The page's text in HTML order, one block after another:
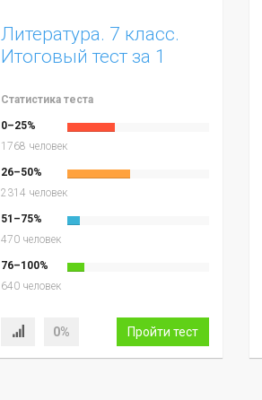
Литература. 7 класс.
Итоговый тест за 1
Статистика теста
0–25%
1768 человек
26–50%
2314 человек
51–75%
470 человек
76–100%
640 человек
0% Пройти тест